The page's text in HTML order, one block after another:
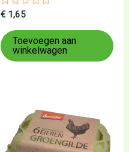
Gewaardeerd
uit
5
€ 1,65
Toevoegen aan
winkelwagen